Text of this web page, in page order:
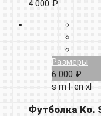
4 000 ₽
Размеры
6 000 ₽
s m l-en xl
Футболка Ko.